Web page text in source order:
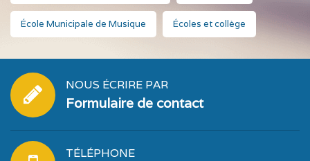
École Municipale de Musique Écoles et collège
NOUS ÉCRIRE PAR
Formulaire de contact
TÉLÉPHONE